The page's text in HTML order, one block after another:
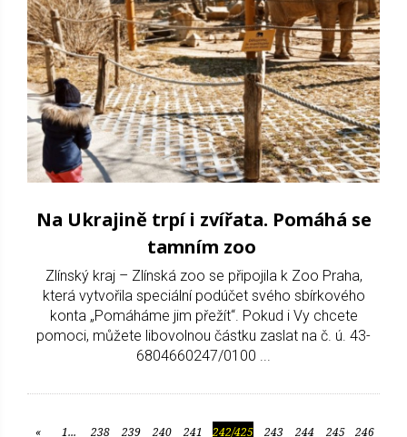
Na Ukrajině trpí i zvířata. Pomáhá se
tamním zoo
Zlínský kraj – Zlínská zoo se připojila k Zoo Praha,
která vytvořila speciální podúčet svého sbírkového
konta „Pomáháme jim přežít“. Pokud i Vy chcete
pomoci, můžete libovolnou částku zaslat na č. ú. 43-
6804660247/0100 ...
« 1... 238 239 240 241 242/425 243 244 245 246